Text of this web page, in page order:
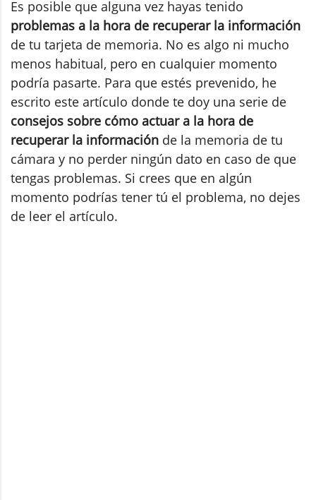
Es posible que alguna vez hayas tenido
problemas a la hora de recuperar la información
de tu tarjeta de memoria. No es algo ni mucho
menos habitual, pero en cualquier momento
podría pasarte. Para que estés prevenido, he
escrito este artículo donde te doy una serie de
consejos sobre cómo actuar a la hora de
recuperar la información de la memoria de tu
cámara y no perder ningún dato en caso de que
tengas problemas. Si crees que en algún
momento podrías tener tú el problema, no dejes
de leer el artículo.